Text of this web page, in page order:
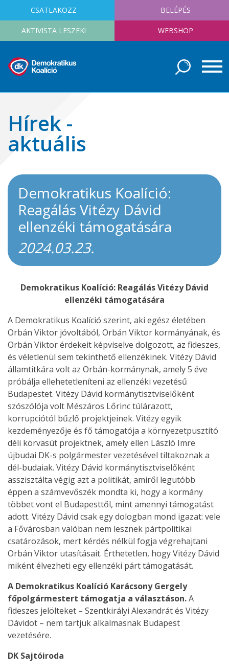
CSATLAKOZZ BELÉPÉS
AKTIVISTA LESZEK! WEBSHOP
Hírek -
aktuális
Demokratikus Koalíció:
Reagálás Vitézy Dávid
ellenzéki támogatására
2024.03.23.
Demokratikus Koalíció: Reagálás Vitézy Dávid
ellenzéki támogatására
A Demokratikus Koalíció szerint, aki egész életében
Orbán Viktor jóvoltából, Orbán Viktor kormányának, és
Orbán Viktor érdekeit képviselve dolgozott, az fideszes,
és véletlenül sem tekinthető ellenzékinek. Vitézy Dávid
államtitkára volt az Orbán-kormánynak, amely 5 éve
próbálja ellehetetleníteni az ellenzéki vezetésű
Budapestet. Vitézy Dávid kormánytisztviselőként
szószólója volt Mészáros Lőrinc túlárazott,
korrupciótól bűzlő projektjeinek. Vitézy egyik
kezdeményezője és fő támogatója a környezetpusztító
déli körvasút projektnek, amely ellen László Imre
újbudai DK-s polgármester vezetésével tiltakoznak a
dél-budaiak. Vitézy Dávid kormánytisztviselőként
asszisztálta végig azt a politikát, amiről legutóbb
éppen a számvevőszék mondta ki, hogy a kormány
többet vont el Budapesttől, mint amennyi támogatást
adott. Vitézy Dávid csak egy dologban mond igazat: vele
a Fővárosban valóban nem lesznek pártpolitikai
csatározások, mert kérdés nélkül fogja végrehajtani
Orbán Viktor utasításait. Érthetetlen, hogy Vitézy Dávid
miként élvezheti egy ellenzéki párt támogatását.
A Demokratikus Koalíció Karácsony Gergely
főpolgármestert támogatja a választáson.A
fideszes jelölteket – Szentkirályi Alexandrát és Vitézy
Dávidot – nem tartjuk alkalmasnak Budapest
vezetésére.
DK Sajtóiroda